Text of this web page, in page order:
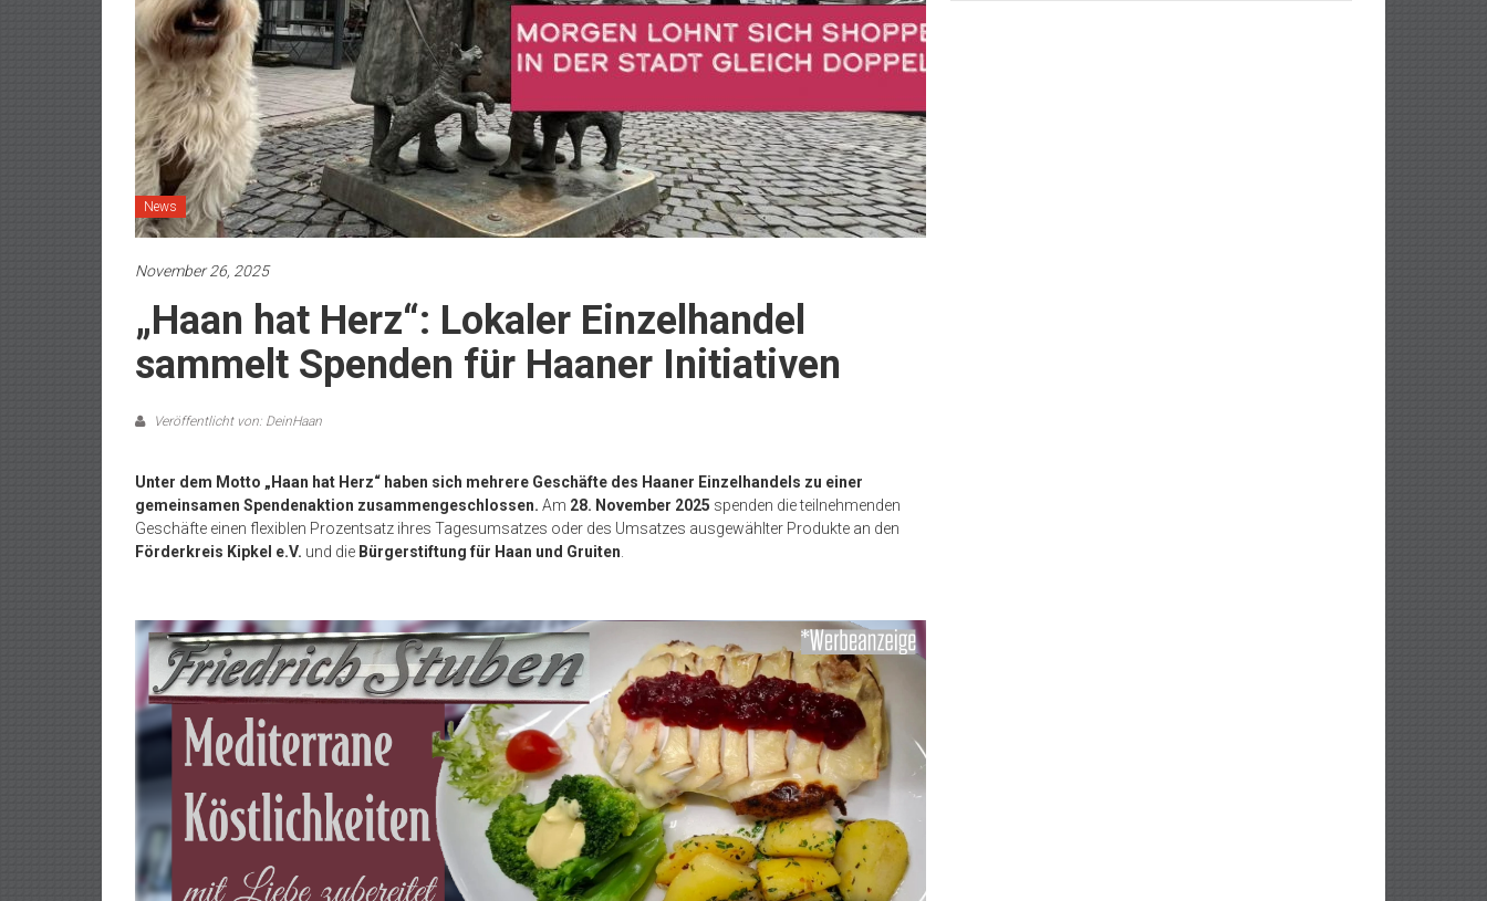
News
November 26, 2025
„Haan hat Herz“: Lokaler Einzelhandel
sammelt Spenden für Haaner Initiativen
Veröffentlicht von: DeinHaan
Unter dem Motto „Haan hat Herz“ haben sich mehrere Geschäfte des Haaner Einzelhandels zu einer
gemeinsamen Spendenaktion zusammengeschlossen. Am 28. November 2025 spenden die teilnehmenden
Geschäfte einen flexiblen Prozentsatz ihres Tagesumsatzes oder des Umsatzes ausgewählter Produkte an den
Förderkreis Kipkel e.V. und die Bürgerstiftung für Haan und Gruiten